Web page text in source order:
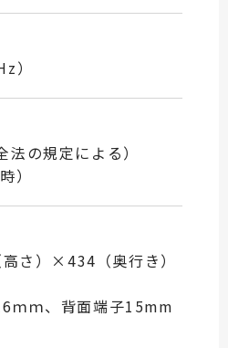
）
の規定による）
）
さ）×434（奥行き）
ｍｍ、背面端子15mm